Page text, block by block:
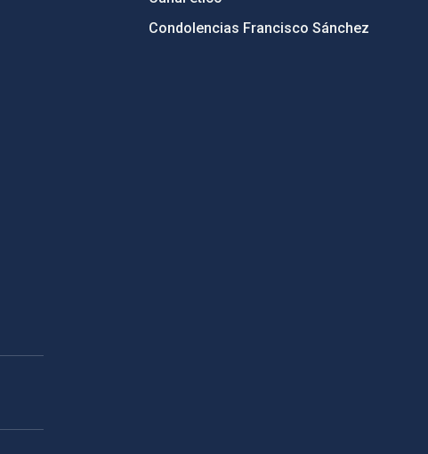
Condolencias Francisco Sánchez